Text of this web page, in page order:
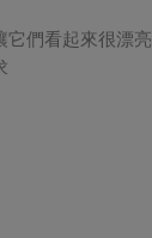
它們看起來很漂亮